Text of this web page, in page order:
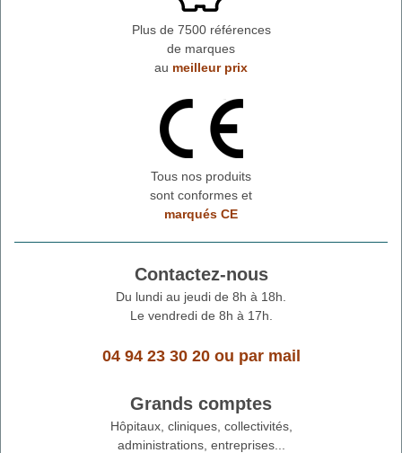
Plus de 7500 références
de marques
au meilleur prix
Tous nos produits
sont conformes et
marqués CE
Contactez-nous
Du lundi au jeudi de 8h à 18h.
Le vendredi de 8h à 17h.
04 94 23 30 20ou par mail
Grands comptes
Hôpitaux, cliniques, collectivités,
administrations, entreprises...